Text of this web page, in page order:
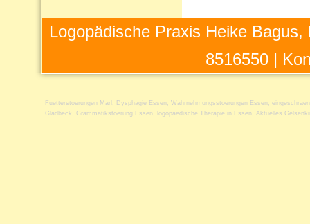
Logopädische Praxis Heike
8516550 |
Fuetterstoerungen Marl , Dysphagie Essen , Wahrnehmungsstoerungen Essen ,
Gladbeck , Grammatikstoerung Essen , logopaedische Therapie in Essen , Aktuelles